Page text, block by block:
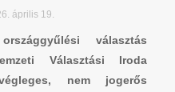
április 19.
választás
Választási Iroda
nem jogerős